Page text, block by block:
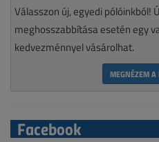
Válasszon új, egyedi pólóinkból!
meghosszabbítása esetén egy
kedvezménnyel vásárolhat.
MEGNÉZEM
Facebook